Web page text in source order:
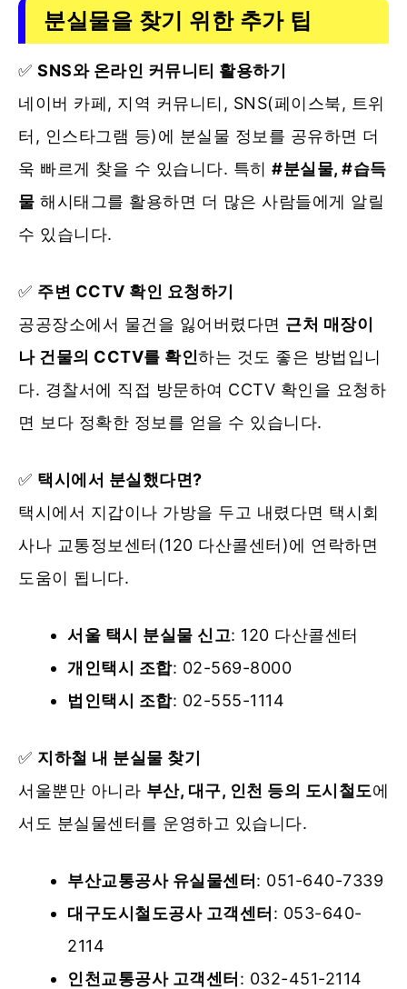
분실물을 찾기 위한 추가 팁
✅ SNS와 온라인 커뮤니티 활용하기
네이버 카페, 지역 커뮤니티, SNS(페이스북, 트위
터, 인스타그램 등)에 분실물 정보를 공유하면 더
욱 빠르게 찾을 수 있습니다. 특히 #분실물, #습득
물 해시태그를 활용하면 더 많은 사람들에게 알릴
수 있습니다.
✅ 주변 CCTV 확인 요청하기
공공장소에서 물건을 잃어버렸다면 근처 매장이
나 건물의 CCTV를 확인하는 것도 좋은 방법입니
다. 경찰서에 직접 방문하여 CCTV 확인을 요청하
면 보다 정확한 정보를 얻을 수 있습니다.
✅ 택시에서 분실했다면?
택시에서 지갑이나 가방을 두고 내렸다면 택시회
사나 교통정보센터(120 다산콜센터)에 연락하면
도움이 됩니다.
서울 택시 분실물 신고: 120 다산콜센터
개인택시 조합: 02-569-8000
법인택시 조합: 02-555-1114
✅ 지하철 내 분실물 찾기
서울뿐만 아니라 부산, 대구, 인천 등의 도시철도에
서도 분실물센터를 운영하고 있습니다.
부산교통공사 유실물센터 : 051-640-7339
대구도시철도공사 고객센터 : 053-640-
2114
인천교통공사 고객센터 : 032-451-2114